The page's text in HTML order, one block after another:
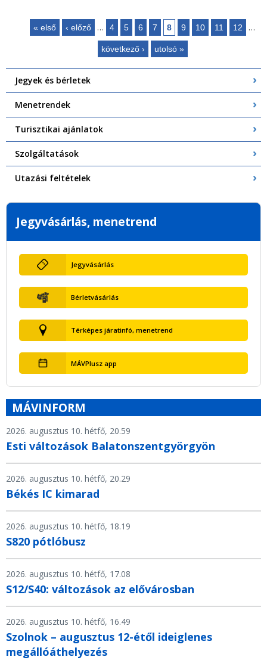
« első ‹ előző … 4 5 6 7 8 9 10 11 12 …
következő › utolsó »
Jegyek és bérletek
Menetrendek
Turisztikai ajánlatok
Szolgáltatások
Utazási feltételek
Jegyvásárlás, menetrend
Jegyvásárlás
Bérletvásárlás
Térképes járatinfó, menetrend
MÁVPlusz app
MÁVINFORM
2026. augusztus 10. hétfő, 20.59
Esti változások Balatonszentgyörgyön
2026. augusztus 10. hétfő, 20.29
Békés IC kimarad
2026. augusztus 10. hétfő, 18.19
S820 pótlóbusz
2026. augusztus 10. hétfő, 17.08
S12/S40: változások az elővárosban
2026. augusztus 10. hétfő, 16.49
Szolnok – augusztus 12-étől ideiglenes
megállóáthelyezés